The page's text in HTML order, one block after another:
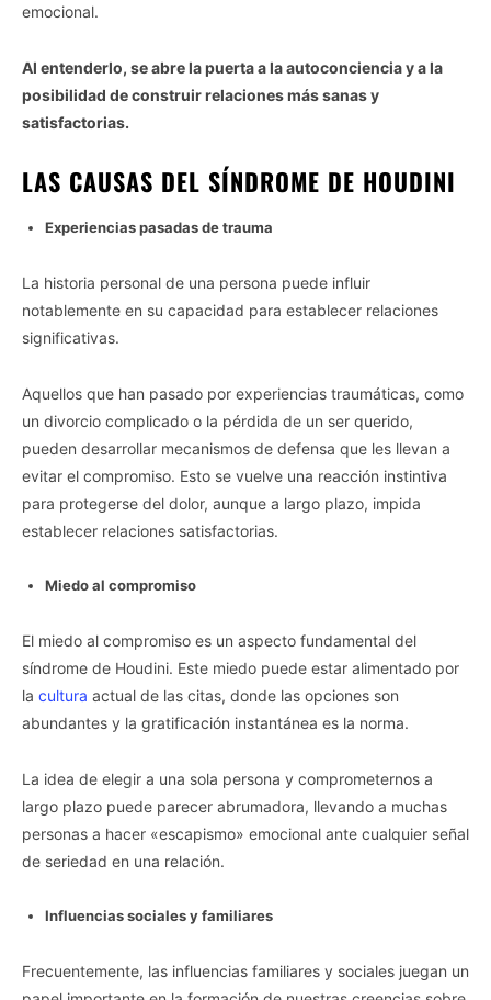
emocional.
Al entenderlo, se abre la puerta a la autoconciencia y a la
posibilidad de construir relaciones más sanas y
satisfactorias.
LAS CAUSAS DEL SÍNDROME DE HOUDINI
Experiencias pasadas de trauma
La historia personal de una persona puede influir
notablemente en su capacidad para establecer relaciones
significativas.
Aquellos que han pasado por experiencias traumáticas, como
un divorcio complicado o la pérdida de un ser querido,
pueden desarrollar mecanismos de defensa que les llevan a
evitar el compromiso. Esto se vuelve una reacción instintiva
para protegerse del dolor, aunque a largo plazo, impida
establecer relaciones satisfactorias.
Miedo al compromiso
El miedo al compromiso es un aspecto fundamental del
síndrome de Houdini. Este miedo puede estar alimentado por
la cultura actual de las citas, donde las opciones son
abundantes y la gratificación instantánea es la norma.
La idea de elegir a una sola persona y comprometernos a
largo plazo puede parecer abrumadora, llevando a muchas
personas a hacer «escapismo» emocional ante cualquier señal
de seriedad en una relación.
Influencias sociales y familiares
Frecuentemente, las influencias familiares y sociales juegan un